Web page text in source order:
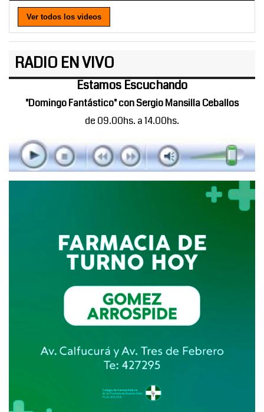
Ver todos los videos
RADIO EN VIVO
Estamos Escuchando
"Domingo Fantástico" con Sergio Mansilla Ceballos
de 09.00hs. a 14.00hs.